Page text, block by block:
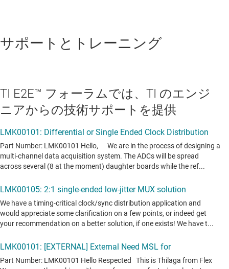
サポートとトレーニング
TI E2E™ フォーラムでは、TI のエンジ
ニアからの技術サポートを提供